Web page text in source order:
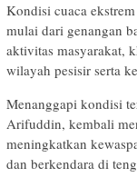
Kondisi cuaca
mulai dari genangan
aktivitas masyarakat,
wilayah pesisir serta
Menanggapi kondisi
Arifuddin, kembali
meningkatkan
dan berkendara di